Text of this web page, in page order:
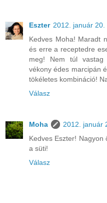
Eszter 2012. január 20.
Kedves Moha! Maradt
és erre a receptedre
meg! Nem túl vastag
vékony édes marcipán
tökéletes kombináció!
Válasz
Moha
2012. január
Kedves Eszter!
a süti!
Válasz